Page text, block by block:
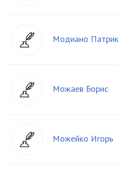
Модиано Патрик
Можаев Борис
Можейко Игорь